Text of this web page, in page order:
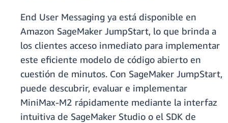
End User Messaging ya está disponible en
Amazon SageMaker JumpStart, lo que brinda a
los clientes acceso inmediato para implementar
este eficiente modelo de código abierto en
cuestión de minutos. Con SageMaker JumpStart,
puede descubrir, evaluar e implementar
MiniMax-M2 rápidamente mediante la interfaz
intuitiva de SageMaker Studio o el SDK de